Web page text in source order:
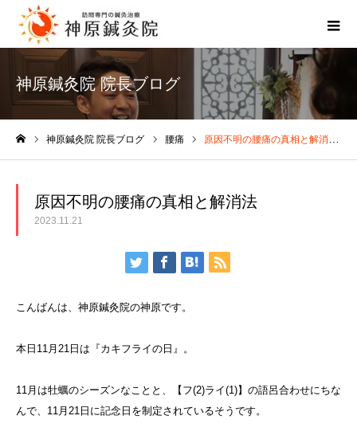
神原鍼灸院 院長ブログ
神原鍼灸院 院長ブログ 腰痛 原因不明の腰痛の真相と解消法
原因不明の腰痛の真相と解消法
2023.11.21
こんばんは、神原鍼灸院の神原です。
本日 11月 21 日は『カキフライの日』。
11月は牡蠣のシーズンなことと、【フ(2)ライ(1)】の語呂合わせにちな
んで、 11月 21 日に記念日を制定されているそうです。